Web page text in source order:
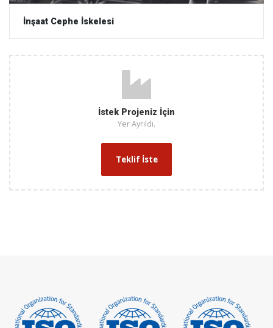
İnşaat Cephe İskelesi
İstek Projeniz İçin
Yer Ayrıldı.
Teklif İste